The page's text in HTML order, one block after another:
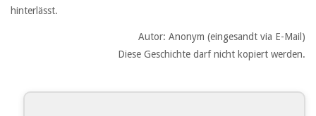
hinterlässt.
Autor: Anonym (eingesandt via E-Mail)
Diese Geschichte darf nicht kopiert werden.